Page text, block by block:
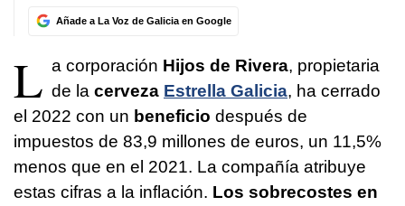
Añade a La Voz de Galicia en Google
L a corporación Hijos de Rivera, propietaria
de la cerveza Estrella Galicia, ha cerrado
el 2022 con un beneficio después de
impuestos de 83,9 millones de euros, un 11,5%
menos que en el 2021. La compañía atribuye
estas cifras a la inflación. Los sobrecostes en